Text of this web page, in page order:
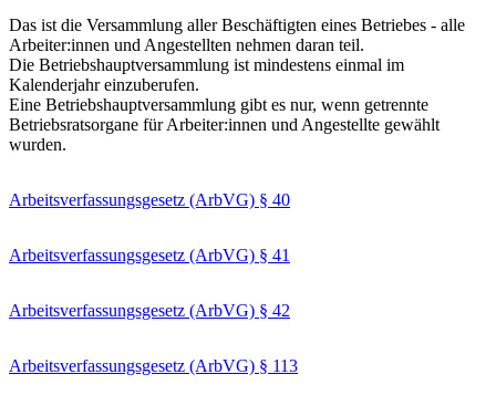
Das ist die Versammlung aller Beschäftigten eines Betriebes - alle
Arbeiter:innen und Angestellten nehmen daran teil.
Die Betriebshauptversammlung ist mindestens einmal im
Kalenderjahr einzuberufen.
Eine Betriebshauptversammlung gibt es nur, wenn getrennte
Betriebsratsorgane für Arbeiter:innen und Angestellte gewählt
wurden.
Arbeitsverfassungsgesetz (ArbVG) § 40
Arbeitsverfassungsgesetz (ArbVG) § 41
Arbeitsverfassungsgesetz (ArbVG) § 42
Arbeitsverfassungsgesetz (ArbVG) § 113